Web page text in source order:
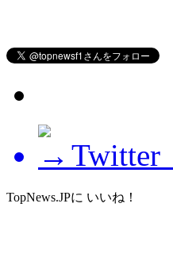
Twitter
TopNews.JPに いいね！